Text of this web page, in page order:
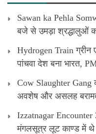
Sawan ka Pehla
बजे से उमड़ा श्रद्धालुओं
Hydrogen Train ग्रीन
पांचवा देश बना भारत,
Cow Slaughter Gang
अवशेष और असलह
Izzatnagar
मंगलसूत्र लूट काण्‍ड में थे